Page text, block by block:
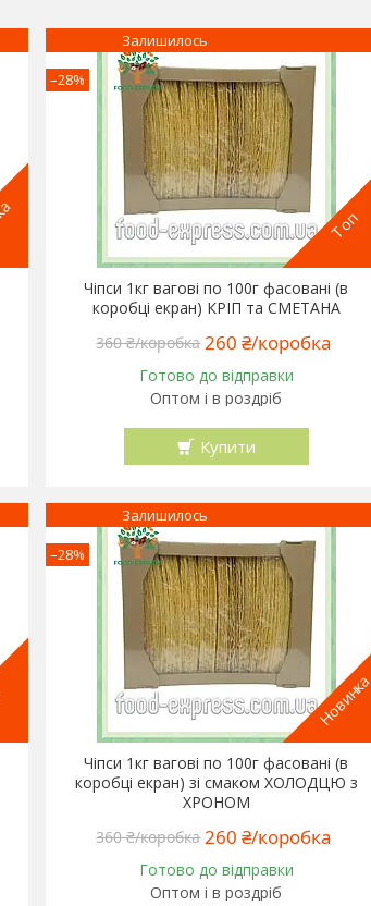
Топ
–28%
Залишилось
Чіпси 1кг вагові по 100г фасовані (в
коробці екран) КРІП та СМЕТАНА
360 ₴/коробка 260 ₴/коробка
Готово до відправки
Оптом і в роздріб
Купити
Новинка
–28%
Залишилось
Чіпси 1кг вагові по 100г фасовані (в
коробці екран) зі смаком ХОЛОДЦЮ з
ХРОНОМ
360 ₴/коробка 260 ₴/коробка
Готово до відправки
Оптом і в роздріб